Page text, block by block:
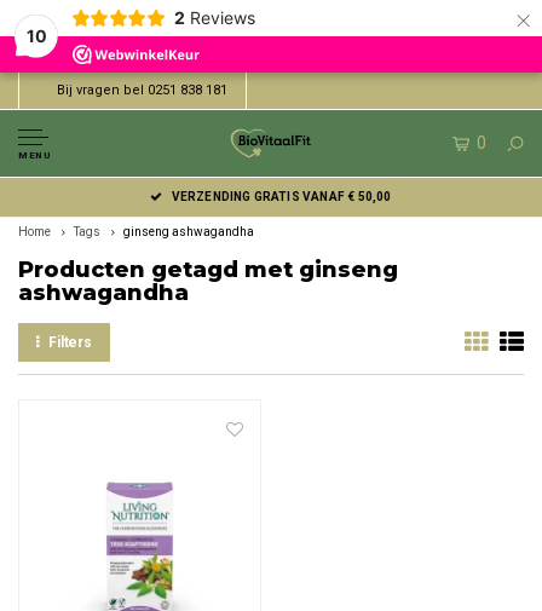
10
2 Reviews ×
Bij vragen bel 0251 838 181
MENU
0
VERZENDING GRATIS VANAF € 50,00
Home Tags ginseng ashwagandha
Producten getagd met ginseng
ashwagandha
Filters